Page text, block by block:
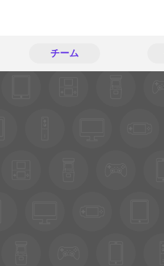
チーム